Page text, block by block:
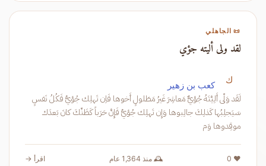
📜 الجاهلي
لقد ولى أليته جؤي
ك كعب بن زهير
لَقَد وَلّى أَلِيَّتَهُ جُؤيٌّ مَعاشِرَ غَيرُ مَطَلولٍ أَخوها فَاِن تَهلِك جُؤيُّ فَكُلُ نَفسٍ
سَيَجلِبُها كَذلِكَ جالِبوها وَإِن تَهلِك جُؤيُّ فَإِنَّ حَرَباً كَظَنِّكَ كانَ بَعدَك
موقِدوها وَم
❤️ 0 🕰️ منذ 1,364 عام اقرأ →